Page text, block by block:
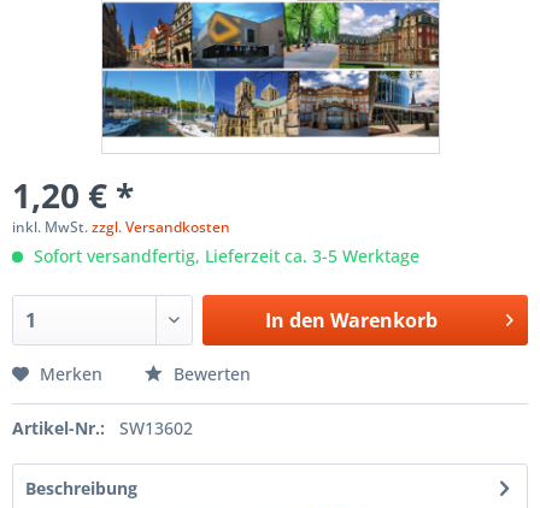
1,20 € *
inkl. MwSt.zzgl. Versandkosten
Sofort versandfertig, Lieferzeit ca. 3-5 Werktage
In den Warenkorb
Merken Bewerten
Artikel-Nr.: SW13602
Beschreibung